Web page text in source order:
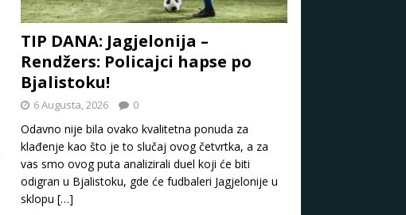
TIP DANA: Jagjelonija –
Rendžers: Policajci hapse po
Bjalistoku!
6 Augusta, 2026 0
Odavno nije bila ovako kvalitetna ponuda za
klađenje kao što je to slučaj ovog četvrtka, a za
vas smo ovog puta analizirali duel koji će biti
odigran u Bjalistoku, gde će fudbaleri Jagjelonije u
sklopu […]